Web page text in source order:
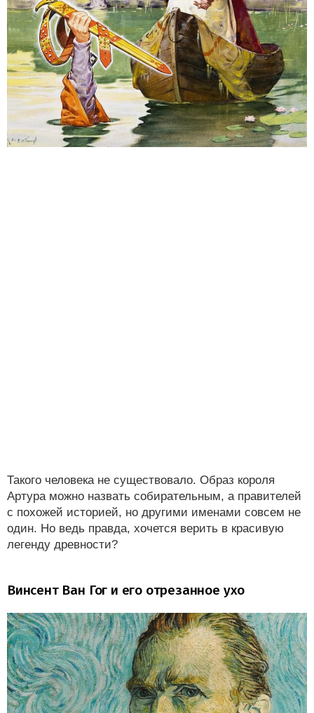
Такого человека не существовало. Образ короля
Артура можно назвать собирательным, а правителей
с похожей историей, но другими именами совсем не
один. Но ведь правда, хочется верить в красивую
легенду древности?
Винсент Ван Гог и его отрезанное ухо